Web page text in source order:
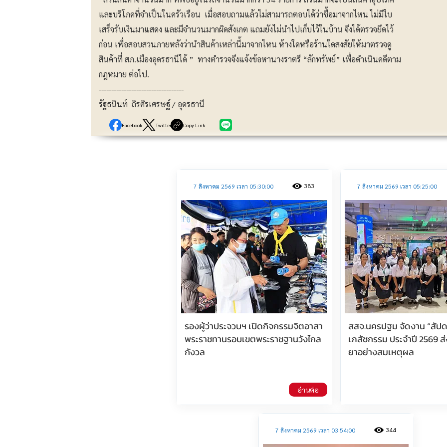
และบริโภคที่จำเป็นในครัวเรือน เมื่อสอบถามแล้วไม่สามารถตอบได้ว่าซื้อมาจากไหน ไม่มีใบ
เสร็จรับเงินมาแสดง และมีจำนวนมากผิดสังเกต แถมยังไม่นำไปเก็บไว้ในบ้าน จึงได้ตรวจยึดไว้
ก่อน เพื่อสอบสวนภายหลังว่านำสินค้าเหล่านี้มาจากไหน ห้างใดหรือร้านใดสงสัยให้มาตรวจดู
สินค้าที่ สภ.เมืองอุดรธานีได้ ” ทางตำรวจจึงแจ้งข้อหานางราตรี “ลักทรัพย์” เพื่อดำเนินคดีตาม
กฎหมาย ต่อไป.
----------------------------------
รัฐธนินท์ ถิรศิรเศรษฐ์ / อุดรธานี
Facebook Twitter Copy Link
ประชาสัมพันธ์
7 สิงหาคม 2569 เวลา 05:30:00
รองผู้ว่าประจวบฯ เปิดกิจกรรมจิตอาสา
พระราชทานรอบเขตพระราชฐานวังไกล
กังวล
383
อ่านต่อ
7 สิงหาคม 2569 เวลา 05:25:00
สสจ.นครปฐม จัดงาน “สัป
เภสัชกรรม ประจำปี 2569
ยาอย่างสมเหตุผล
7 สิงหาคม 2569 เวลา 03:54:00 344